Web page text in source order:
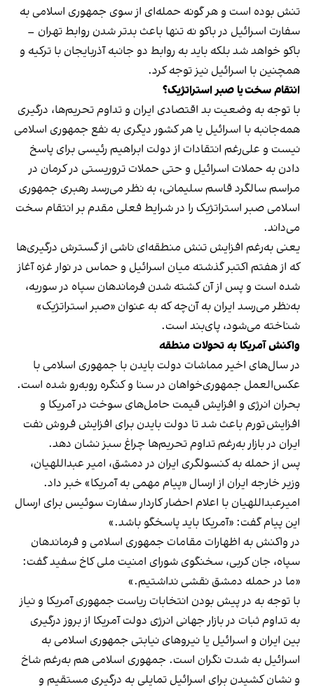
تنش بوده است و هر گونه حمله‌ای از سوی جمهوری اسلامی به
سفارت اسرائیل در باکو نه تنها باعث بدتر شدن روابط تهران –
باکو خواهد شد بلکه باید به روابط دو جانبه آذربایجان با ترکیه و
همچنین با اسرائیل نیز توجه کرد.
انتقام سخت یا صبر استراتژیک؟
با توجه به وضعیت بد اقتصادی ایران و تداوم تحریم‌ها، درگیری
همه‌جانبه با اسرائیل یا هر کشور دیگری به نفع جمهوری اسلامی
نیست و علی‌رغم انتقادات از دولت ابراهیم رئیسی برای پاسخ
دادن به حملات اسرائیل و حتی حملات تروریستی در کرمان در
مراسم سالگرد قاسم سلیمانی، به نظر می‌رسد رهبری جمهوری
اسلامی صبر استراتژیک را در شرایط فعلی مقدم بر انتقام سخت
می‌داند.
یعنی به‌رغم افزایش تنش منطقه‌ای ناشی از گسترش درگیری‌ها
که از هفتم اکتبر گذشته میان اسرائیل و حماس در نوار غزه آغاز
شده است و پس از آن کشته شدن فرماندهان سپاه در سوریه،
به‌نظر می‌رسد ایران به آن‌چه که به عنوان «صبر استراتژیک»
شناخته می‌شود، پای‌بند است.
واکنش آمریکا به تحولات منطقه
در سال‌های اخیر مماشات دولت بایدن با جمهوری اسلامی با
عکس‌العمل جمهوری‌خواهان در سنا و کنگره روبه‌رو شده است.
بحران انرژی و افزایش قیمت حامل‌های سوخت در آمریکا و
افزايش تورم باعث شد تا دولت بایدن برای افزایش فروش نفت
ایران در بازار به‌رغم تداوم تحریم‌ها چراغ سبز نشان دهد.
پس از حمله به کنسولگری ایران در دمشق، امیر عبداللهیان،
وزیر خارجه ایران از ارسال «پیام مهمی به آمریکا» خبر داد.
امیرعبداللهیان با اعلام احضار کاردار سفارت سوئیس برای ارسال
این پیام گفت: «آمریکا باید پاسخگو باشد.»
در واکنش به اظهارات مقامات جمهوری اسلامی و فرماندهان
سپاه، جان کربی، سخنگوی شورای امنیت ملی کاخ سفید گفت:
«ما در حمله دمشق نقشی نداشتیم.»
با توجه به در پیش بودن انتخابات ریاست جمهوری آمریکا و نیاز
به تداوم ثبات در بازار جهانی انرژی دولت آمریکا از بروز درگیری
بین ایران و اسرائیل یا نیروهای نیابتی جمهوری اسلامی به
اسرائیل به شدت نگران است. جمهوری اسلامی هم به‌رغم شاخ
و نشان کشیدن برای اسرائیل تمایلی به درگیری مستقیم و